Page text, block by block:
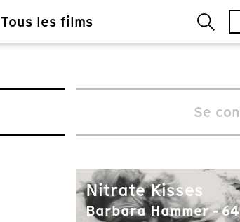
Tous les films
Se
Nitrate Kisses
Barbara Hammer -